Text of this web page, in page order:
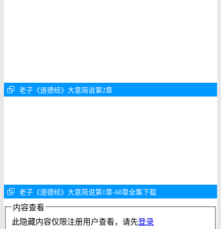
老子《道德经》大意简说第2章
老子《道德经》大意简说第1章-68章全集下载
内容查看
此隐藏内容仅限注册用户查看，请先登录